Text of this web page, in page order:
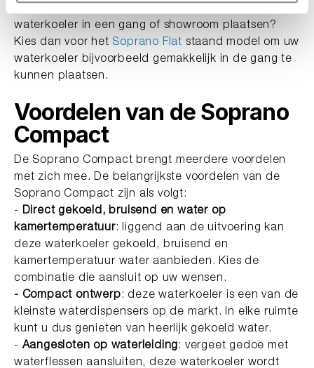
waterkoeler in een gang of showroom plaatsen?
Kies dan voor het Soprano Flat staand model om uw
waterkoeler bijvoorbeeld gemakkelijk in de gang te
kunnen plaatsen.
Voordelen van de Soprano
Compact
De Soprano Compact brengt meerdere voordelen
met zich mee. De belangrijkste voordelen van de
Soprano Compact zijn als volgt:
-
Direct gekoeld, bruisend en water op
kamertemperatuur: liggend aan de uitvoering kan
deze waterkoeler gekoeld, bruisend en
kamertemperatuur water aanbieden. Kies de
combinatie die aansluit op uw wensen.
- Compact ontwerp: deze waterkoeler is een van de
kleinste waterdispensers op de markt. In elke ruimte
kunt u dus genieten van heerlijk gekoeld water.
- Aangesloten op waterleiding : vergeet gedoe met
waterflessen aansluiten, deze waterkoeler wordt